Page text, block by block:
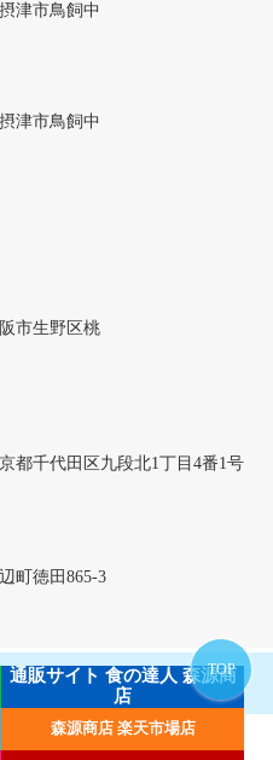
津市鳥飼中
津市鳥飼中
市生野区桃
都千代田区九段北1丁目4番1号
町徳田865-3
Co.,Ltd. All rights reserved.
通販サイト 食の達人 森源商
店
森源商店 楽天市場店
TOP